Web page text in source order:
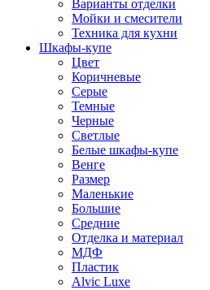
Варианты отделки
Мойки и смесители
Техника для кухни
Шкафы-купе
Цвет
Коричневые
Серые
Темные
Черные
Светлые
Белые шкафы-купе
Венге
Размер
Маленькие
Большие
Средние
Отделка и материал
МДФ
Пластик
Alvic Luxe